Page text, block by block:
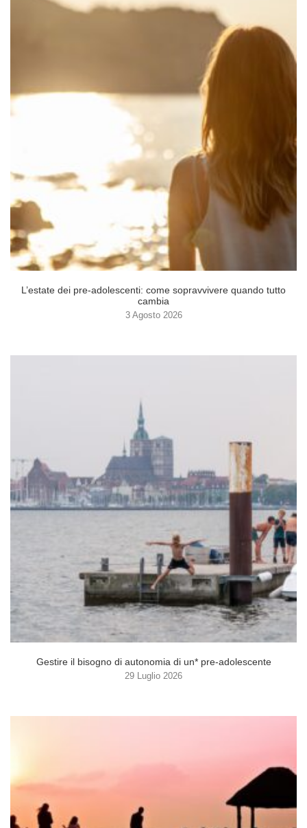
L’estate dei pre-adolescenti: come sopravvivere quando tutto
cambia
3 Agosto 2026
Gestire il bisogno di autonomia di un* pre-adolescente
29 Luglio 2026